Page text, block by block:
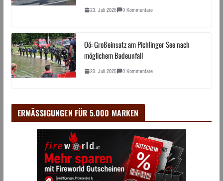
23. Juli 2025 0 Kommentare
Oö: Großeinsatz am Pichlinger See nach
möglichem Badeunfall
23. Juli 2025 0 Kommentare
ERMÄSSIGUNGEN FÜR 5.000 MARKEN